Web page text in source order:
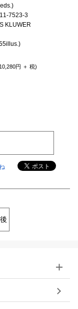
7523-3
KLUWER
円 ＋ 税)